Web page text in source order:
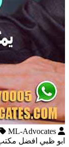
ML-Advocates
ابو ظبي افضل